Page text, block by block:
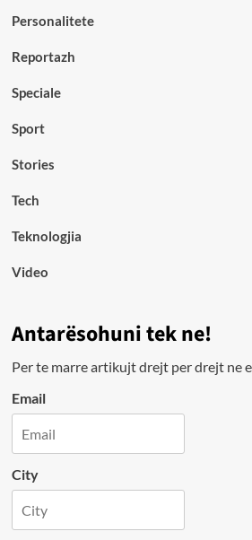
Personalitete
Reportazh
Speciale
Sport
Stories
Tech
Teknologjia
Video
Antarësohuni tek ne!
Per te marre artikujt drejt per drejt ne
Email
City